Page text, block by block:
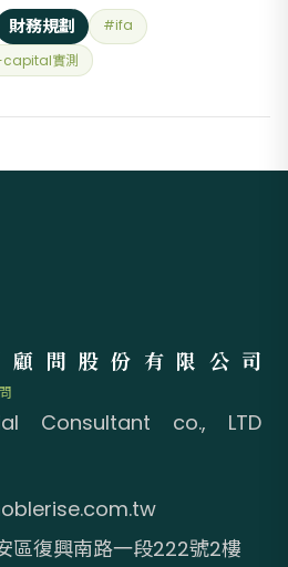
統。 介紹一下RightCapital，它以
客戶暱稱資料建檔(Profile)，保
財務目標(Goals)、
財務規劃
#ifa
實測
問股份有限公司
Consultant co., LTD
區復興南路一段222號2樓